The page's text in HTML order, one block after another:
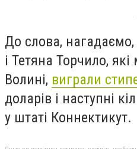
До слова,
і Тетяна Торчило,
Волині, виграли
доларів і наступні
у штаті Коннектикут.